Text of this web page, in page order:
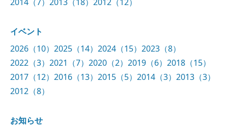
イベント
2026（10） 2025（14） 2024（15） 2023（8）
2022（3） 2021（7） 2020（2） 2019（6） 2018（15）
2017（12） 2016（13） 2015（5） 2014（3） 2013（3）
2012（8）
お知らせ